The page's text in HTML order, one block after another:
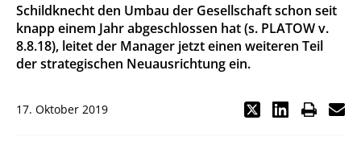
Schildknecht den Umbau der Gesellschaft schon seit
knapp einem Jahr abgeschlossen hat (s. PLATOW v.
8.8.18), leitet der Manager jetzt einen weiteren Teil
der strategischen Neuausrichtung ein.
17. Oktober 2019